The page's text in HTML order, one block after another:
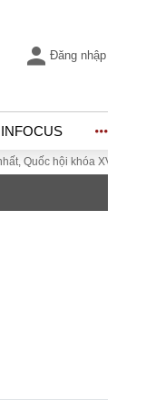
Đăng nhập
INFOCUS
Đưa Nghị quyết Đại